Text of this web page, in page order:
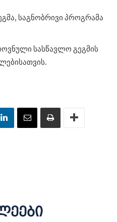
საგნობრივი პროგრამა
სასწავლო გეგმის